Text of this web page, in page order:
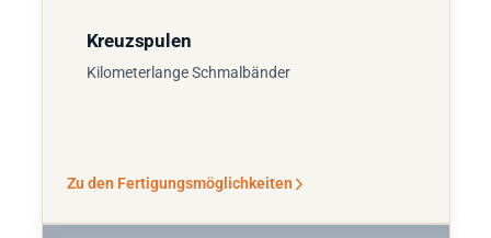
Kreuzspulen
Kilometerlange Schmalbänder
Zu den Fertigungsmöglichkeiten